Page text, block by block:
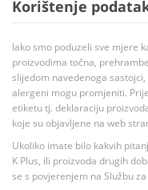
Korištenje
Iako smo poduzeli sve mjere
proizvodima točna,
slijedom navedenoga
alergeni mogu promjeniti.
etiketu tj. deklaraciju
koje su objavljene na web
Ukoliko imate bilo kakvih
K Plus, ili proizvoda drugih
se s povjerenjem na Službu